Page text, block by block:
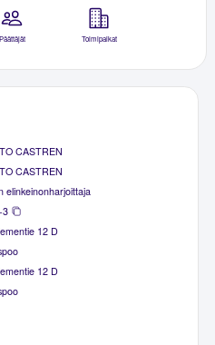
Päättäjät Toimipaikat
CASTREN
CASTREN
elinkeinonharjoittaja
3
12 D
12 D